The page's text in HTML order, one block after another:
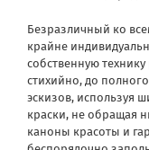
Безразличный ко
крайне
собственную
стихийно, до
эскизов, используя
краски, не обращая
каноны красоты и